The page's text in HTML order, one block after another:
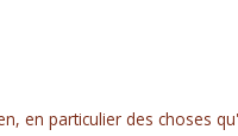
en particulier des choses